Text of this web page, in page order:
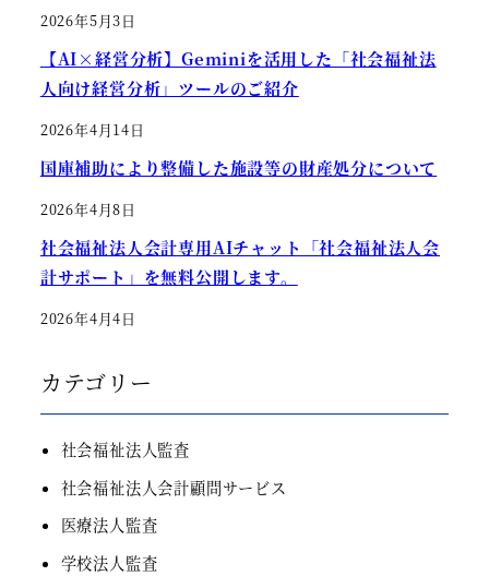
2026年5月3日
【AI×経営分析】Geminiを活用した「社会福祉法
人向け経営分析」ツールのご紹介
2026年4月14日
国庫補助により整備した施設等の財産処分について
2026年4月8日
社会福祉法人会計専用AIチャット「社会福祉法人会
計サポート」を無料公開します。
2026年4月4日
カテゴリー
社会福祉法人監査
社会福祉法人会計顧問サービス
医療法人監査
学校法人監査